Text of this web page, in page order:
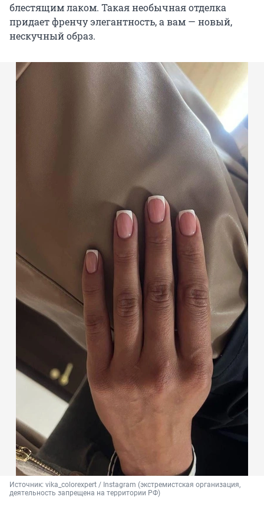
блестящим лаком. Такая необычная отделка
придает френчу элегантность, а вам — новый,
нескучный образ.
Источник: vika_colorexpert / Instagram (экстремистская организация,
деятельность запрещена на территории РФ)